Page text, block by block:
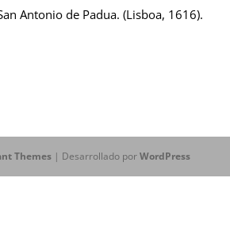
Antonio de Padua. (Lisboa, 1616).
Themes| Desarrollado porWordPress